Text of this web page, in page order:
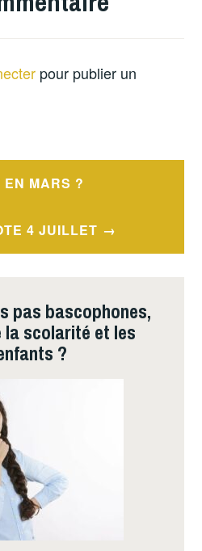
pour publier un
EN MARS ?
4 JUILLET
pas bascophones,
la scolarité et les
?